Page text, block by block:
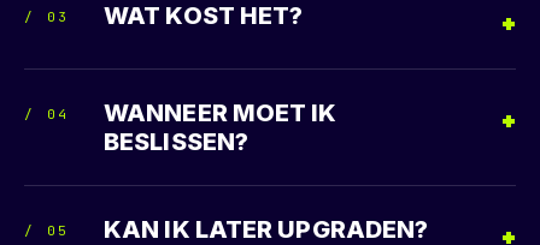
/ 03 WAT KOST HET?
/ 04
WANNEER MOET IK
BESLISSEN?
/ 05 KAN IK LATER UPGRADEN?